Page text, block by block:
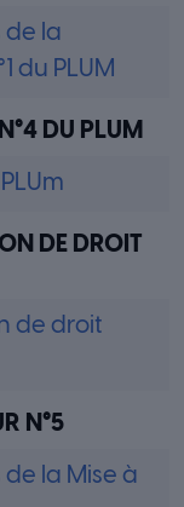
de la
du PLUM
DU PLUM
DE DROIT
de droit
N°5
la Mise à